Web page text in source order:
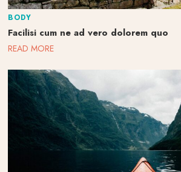
BODY
Facilisi cum ne ad vero dolorem quo
READ MORE